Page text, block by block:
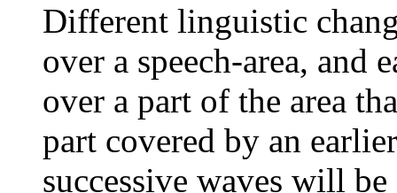
Different linguistic
over a speech-area, and
over a part of the area
part covered by an
successive waves will